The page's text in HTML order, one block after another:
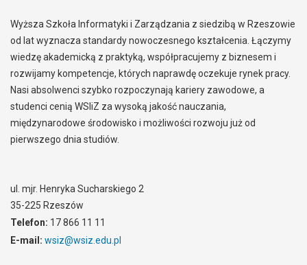
Wyższa Szkoła Informatyki i Zarządzania z siedzibą w Rzeszowie
od lat wyznacza standardy nowoczesnego kształcenia. Łączymy
wiedzę akademicką z praktyką, współpracujemy z biznesem i
rozwijamy kompetencje, których naprawdę oczekuje rynek pracy.
Nasi absolwenci szybko rozpoczynają kariery zawodowe, a
studenci cenią WSIiZ za wysoką jakość nauczania,
międzynarodowe środowisko i możliwości rozwoju już od
pierwszego dnia studiów.
ul. mjr. Henryka Sucharskiego 2
35-225 Rzeszów
Telefon: 17 866 11 11
E-mail: wsiz@wsiz.edu.pl